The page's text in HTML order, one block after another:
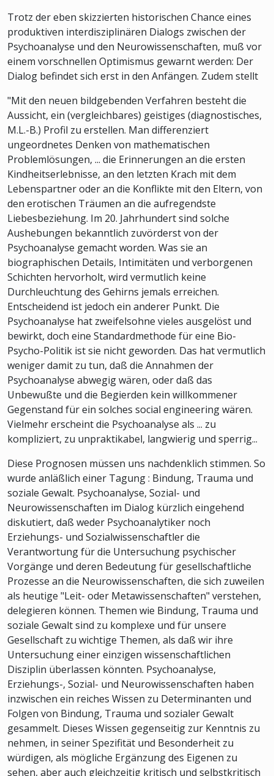
Trotz der eben skizzierten historischen Chance eines
produktiven interdisziplinären Dialogs zwischen der
Psychoanalyse und den Neurowissenschaften, muß vor
einem vorschnellen Optimismus gewarnt werden: Der
Dialog befindet sich erst in den Anfängen. Zudem stellt
"Mit den neuen bildgebenden Verfahren besteht die
Aussicht, ein (vergleichbares) geistiges (diagnostisches,
M.L.-B.) Profil zu erstellen. Man differenziert
ungeordnetes Denken von mathematischen
Problemlösungen, ... die Erinnerungen an die ersten
Kindheitserlebnisse, an den letzten Krach mit dem
Lebenspartner oder an die Konflikte mit den Eltern, von
den erotischen Träumen an die aufregendste
Liebesbeziehung. Im 20. Jahrhundert sind solche
Aushebungen bekanntlich zuvörderst von der
Psychoanalyse gemacht worden. Was sie an
biographischen Details, Intimitäten und verborgenen
Schichten hervorholt, wird vermutlich keine
Durchleuchtung des Gehirns jemals erreichen.
Entscheidend ist jedoch ein anderer Punkt. Die
Psychoanalyse hat zweifelsohne vieles ausgelöst und
bewirkt, doch eine Standardmethode für eine Bio-
Psycho-Politik ist sie nicht geworden. Das hat vermutlich
weniger damit zu tun, daß die Annahmen der
Psychoanalyse abwegig wären, oder daß das
Unbewußte und die Begierden kein willkommener
Gegenstand für ein solches social engineering wären.
Vielmehr erscheint die Psychoanalyse als ... zu
kompliziert, zu unpraktikabel, langwierig und sperrig...
Diese Prognosen müssen uns nachdenklich stimmen. So
wurde anläßlich einer Tagung : Bindung, Trauma und
soziale Gewalt. Psychoanalyse, Sozial- und
Neurowissenschaften im Dialog kürzlich eingehend
diskutiert, daß weder Psychoanalytiker noch
Erziehungs- und Sozialwissenschaftler die
Verantwortung für die Untersuchung psychischer
Vorgänge und deren Bedeutung für gesellschaftliche
Prozesse an die Neurowissenschaften, die sich zuweilen
als heutige "Leit- oder Metawissenschaften" verstehen,
delegieren können. Themen wie Bindung, Trauma und
soziale Gewalt sind zu komplexe und für unsere
Gesellschaft zu wichtige Themen, als daß wir ihre
Untersuchung einer einzigen wissenschaftlichen
Disziplin überlassen könnten. Psychoanalyse,
Erziehungs-, Sozial- und Neurowissenschaften haben
inzwischen ein reiches Wissen zu Determinanten und
Folgen von Bindung, Trauma und sozialer Gewalt
gesammelt. Dieses Wissen gegenseitig zur Kenntnis zu
nehmen, in seiner Spezifität und Besonderheit zu
würdigen, als mögliche Ergänzung des Eigenen zu
sehen, aber auch gleichzeitig kritisch und selbstkritisch